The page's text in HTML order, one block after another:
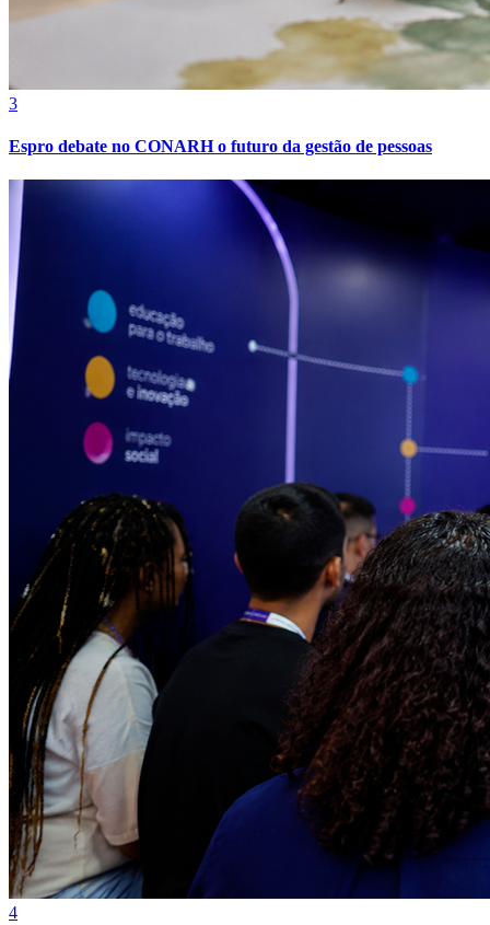
Atlético-MG
3
Espro debate no CONARH o futuro da gestão de pessoas
4